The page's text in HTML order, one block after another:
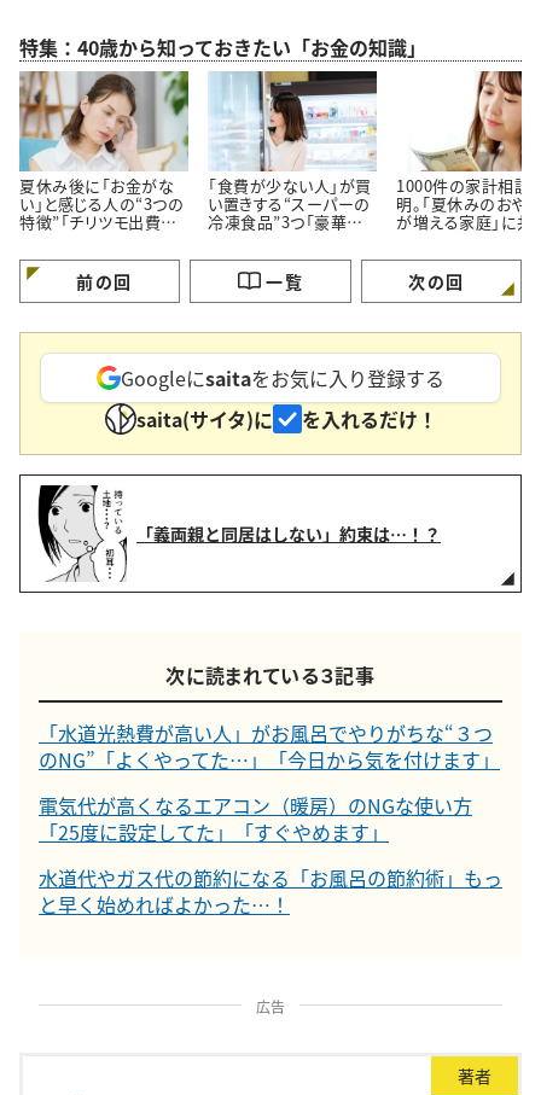
特集：40歳から知っておきたい「お金の知識」
夏休み後に「お金がな
い」と感じる人の“3つの
特徴”「チリツモ出費に
「食費が少ない人」が買
い置きする“スーパーの
冷凍食品”3つ「豪華に
る」
1000件の家計相談
明。「夏休みのおや
が増える家庭」に共
前の回 一覧 次の回
Googleにsaitaをお気に入り登録する
saita(サイタ)に
を入れるだけ！
「義両親と同居はしない」約束は…！？
次に読まれている３記事
「水道光熱費が高い人」がお風呂でやりがちな“３つ
のNG”「よくやってた…」「今日から気を付けます」
電気代が高くなるエアコン（暖房）のNGな使い方
「25度に設定してた」「すぐやめます」
水道代やガス代の節約になる「お風呂の節約術」もっ
と早く始めればよかった…！
広告
著者